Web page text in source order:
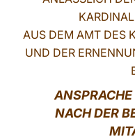
AUS DEM AMT DES
UND DER
NACH DER